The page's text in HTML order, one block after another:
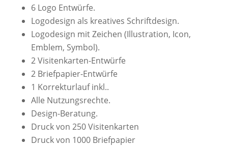
6 Logo Entwürfe.
Logodesign als kreatives Schriftdesign.
Logodesign mit Zeichen (Illustration, Icon,
Emblem, Symbol).
2 Visitenkarten-Entwürfe
2 Briefpapier-Entwürfe
1 Korrekturlauf inkl..
Alle Nutzungsrechte.
Design-Beratung.
Druck von 250 Visitenkarten
Druck von 1000 Briefpapier